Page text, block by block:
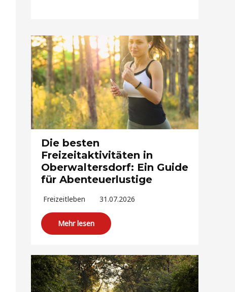
Die besten
Freizeitaktivitäten in
Oberwaltersdorf: Ein Guide
für Abenteuerlustige
Freizeitleben 31.07.2026
Mehr lesen